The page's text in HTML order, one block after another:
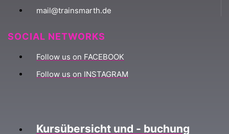
mail@trainsmarth.de
SOCIAL NETWORKS
Follow us on FACEBOOK
Follow us on INSTAGRAM
Kursübersicht und - buchung